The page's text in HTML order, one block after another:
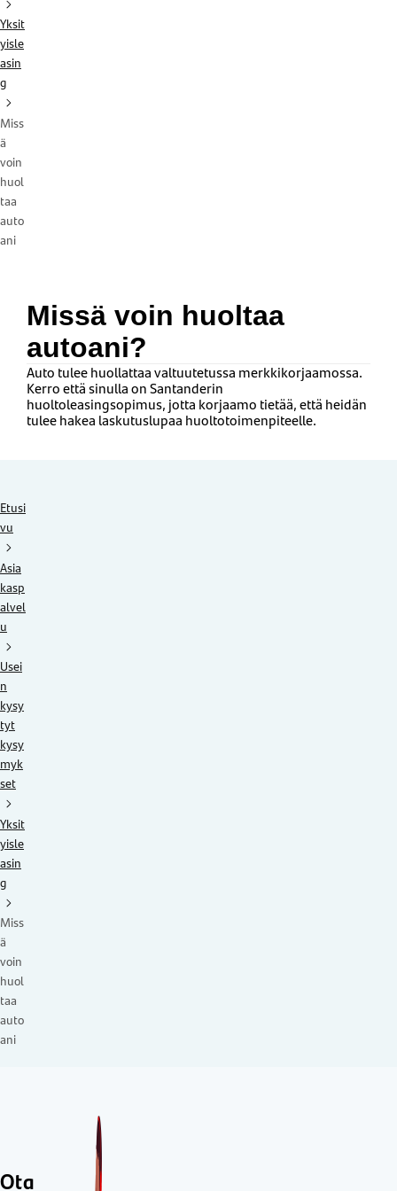
Yksit
yisle
asin
g
Miss
ä
voin
huol
taa
auto
ani
Missä voin huoltaa
autoani?
Auto tulee huollattaa valtuutetussa merkkikorjaamossa.
Kerro että sinulla on Santanderin
huoltoleasingsopimus, jotta korjaamo tietää, että heidän
tulee hakea laskutuslupaa huoltotoimenpiteelle.
Etusi
vu
Asia
kasp
alvel
u
Usei
n
kysy
tyt
kysy
myk
set
Yksit
yisle
asin
g
Miss
ä
voin
huol
taa
auto
ani
Ota